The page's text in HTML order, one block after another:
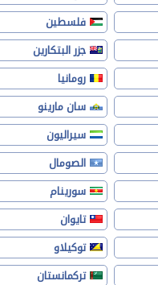
فلسطين
جزر البتكارين
رومانيا
سان مارينو
سيراليون
الصومال
سورينام
تايوان
توكيلاو
تركمانستان